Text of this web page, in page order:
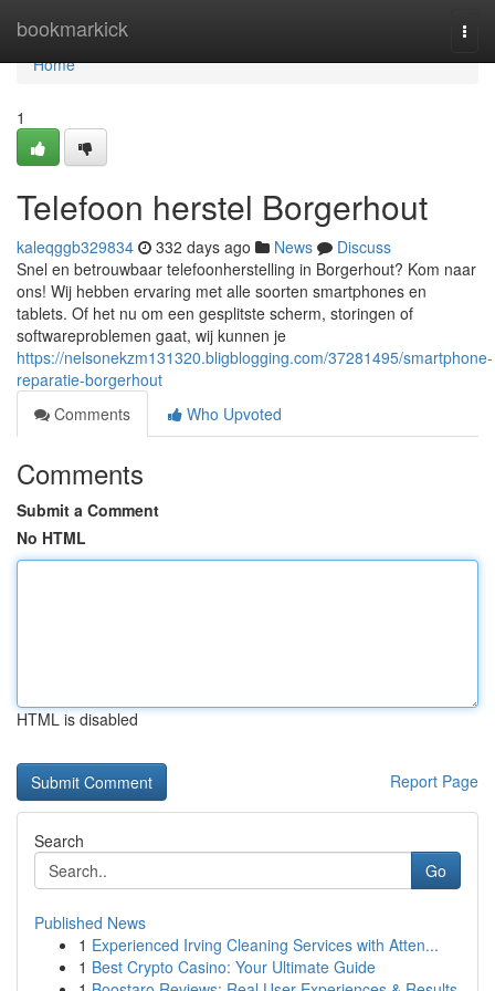
bookmarkick
Home
Home
1
Telefoon herstel Borgerhout
kaleqggb329834 332 days ago News
Discuss
Snel en betrouwbaar telefoonherstelling in Borgerhout? Kom naar
ons! Wij hebben ervaring met alle soorten smartphones en
tablets. Of het nu om een gesplitste scherm, storingen of
softwareproblemen gaat, wij kunnen je
https://nelsonekzm131320.bligblogging.com/37281495/smartphone-
reparatie-borgerhout
Comments
Who Upvoted
Comments
Submit a Comment
No HTML
HTML is disabled
Report Page
Search
Go
Published News
1 Experienced Irving Cleaning Services with Atten...
1 Best Crypto Casino: Your Ultimate Guide